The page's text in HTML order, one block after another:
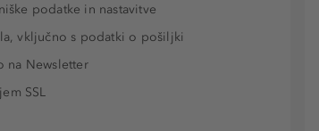
podatke in nastavitve
vključno s podatki o pošiljki
na Newsletter
SSL